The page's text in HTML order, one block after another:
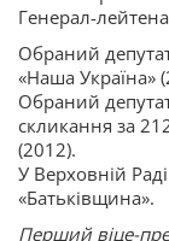
Генерал-
Обраний
«Наша Україна»
Обраний
скликання за
(2012).
У Верховній
«Батьківщина».
Перший віце-